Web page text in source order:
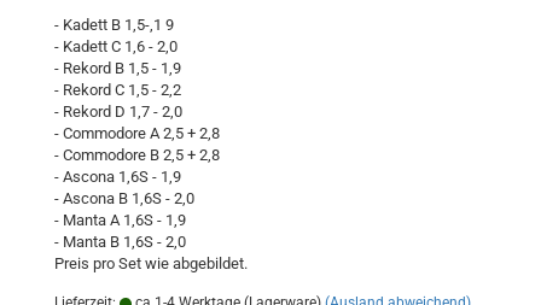
- Kadett B 1,5-,1 9
- Kadett C 1,6 - 2,0
- Rekord B 1,5 - 1,9
- Rekord C 1,5 - 2,2
- Rekord D 1,7 - 2,0
- Commodore A 2,5 + 2,8
- Commodore B 2,5 + 2,8
- Ascona 1,6S - 1,9
- Ascona B 1,6S - 2,0
- Manta A 1,6S - 1,9
- Manta B 1,6S - 2,0
Preis pro Set wie abgebildet.